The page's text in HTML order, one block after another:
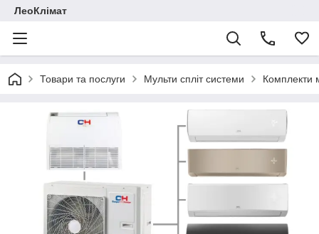
ЛеоКлімат
Товари та послуги Мульти спліт системи Комплекти